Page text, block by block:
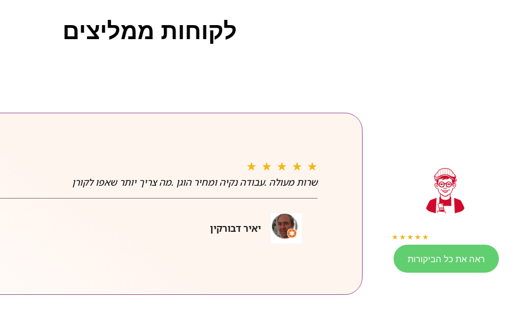
לקוחות ממליצים
★
★
★
★
★
ראה את כל הביקורות
★
★
★
★
★
שרות מעולה .עבודה נקיה ומחיר הוגן .מה צריך יותר שאפו לקורן
יאיר דבורקין